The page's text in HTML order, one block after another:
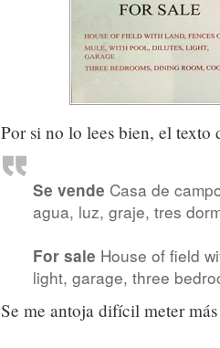
Por si no lo lees bien, el texto
Se vende Casa de
agua, luz, graje, tres
For sale House of field
light, garage, three
Se me antoja difícil meter